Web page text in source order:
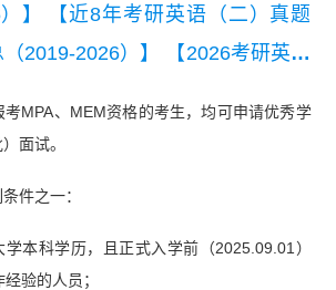
】
【近8年考研英语（二）真题
2019-2026）】
【2026考研英语
完整版】】
考MPA、MEM资格的考生，均可申请优秀学
面试。
件之一：
本科学历，且正式入学前（2025.09.01）
验的人员；